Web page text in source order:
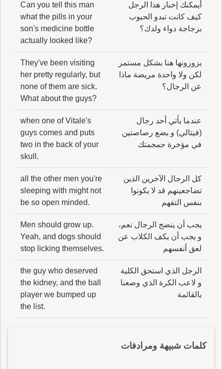
أيمكنك إخبار هذا الرجل
كيف كانت تبدو الحبوب
بزجاجة دواء ولدك؟
Can you tell this man
what the pills in your
son's medicine bottle
actually looked like?
يزورونها هنا بشكل مستمر
لكن ولا واحدة مريضة ماذا
عن الرجال؟
They've been visiting
her pretty regularly, but
none of them are sick.
What about the guys?
عندما يأتي أحد رجال
(فيتالي) و يضع رصاصتين
في مؤخرة جمجمتك
when one of Vitale's
guys comes and puts
two in the back of your
skull.
كل الرجال الآخرين الذين
تضاجعينهم قد لا يكونوا
بنفس التفهم
all the other men you're
sleeping with might not
be so open minded.
يجب أن ينضج الرجال نعم،
و يجب أن يكف الكلاب عن
لعق أنفسهم
Men should grow up.
Yeah, and dogs should
stop licking themselves.
الرجل الذي استحق الكلية
و لاعب الكرة الذي وضعنا
بالقائمة
the guy who deserved
the kidney, and the ball
player we bumped up
the list.
كلمات شبيهة ومرادفات